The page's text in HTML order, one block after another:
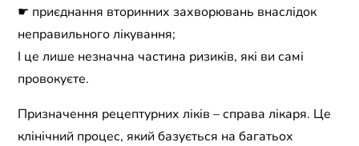
☛ приєднання вторинних захворювань внаслідок
неправильного лікування;
І це лише незначна частина ризиків, які ви самі
провокуєте.
Призначення рецептурних ліків – справа лікаря. Це
клінічний процес, який базується на багатьох